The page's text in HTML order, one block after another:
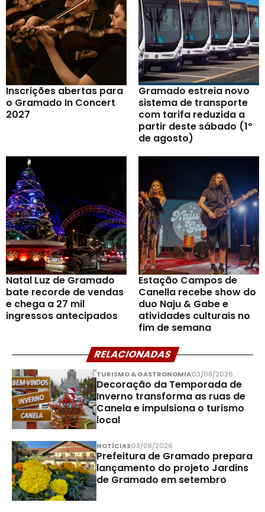
Inscrições abertas para
o Gramado In Concert
2027
Gramado estreia novo
sistema de transporte
com tarifa reduzida a
partir deste sábado (1º
de agosto)
Natal Luz de Gramado
bate recorde de vendas
e chega a 27 mil
ingressos antecipados
Estação Campos de
Canella recebe show do
duo Naju & Gabe e
atividades culturais no
fim de semana
RELACIONADAS
TURISMO & GASTRONOMIA03/08/2026
Decoração da Temporada de
Inverno transforma as ruas de
Canela e impulsiona o turismo
local
NOTÍCIAS03/08/2026
Prefeitura de Gramado prepara
lançamento do projeto Jardins
de Gramado em setembro